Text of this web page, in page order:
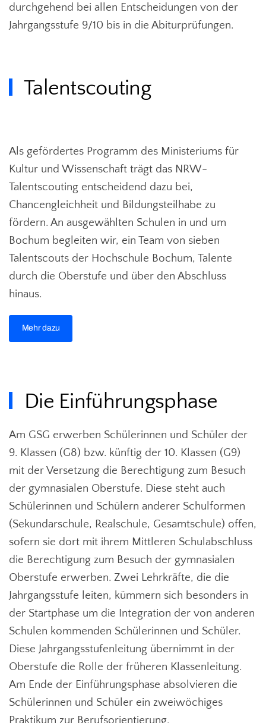
durchgehend bei allen Entscheidungen von der
Jahrgangsstufe 9/10 bis in die Abiturprüfungen.
Talentscouting
Als gefördertes Programm des Ministeriums für
Kultur und Wissenschaft trägt das NRW-
Talentscouting entscheidend dazu bei,
Chancengleichheit und Bildungsteilhabe zu
fördern. An ausgewählten Schulen in und um
Bochum begleiten wir, ein Team von sieben
Talentscouts der Hochschule Bochum, Talente
durch die Oberstufe und über den Abschluss
hinaus.
Mehr dazu
Die Einführungsphase
Am GSG erwerben Schülerinnen und Schüler der
9. Klassen (G8) bzw. künftig der 10. Klassen (G9)
mit der Versetzung die Berechtigung zum Besuch
der gymnasialen Oberstufe. Diese steht auch
Schülerinnen und Schülern anderer Schulformen
(Sekundarschule, Realschule, Gesamtschule) offen,
sofern sie dort mit ihrem Mittleren Schulabschluss
die Berechtigung zum Besuch der gymnasialen
Oberstufe erwerben. Zwei Lehrkräfte, die die
Jahrgangsstufe leiten, kümmern sich besonders in
der Startphase um die Integration der von anderen
Schulen kommenden Schülerinnen und Schüler.
Diese Jahrgangsstufenleitung übernimmt in der
Oberstufe die Rolle der früheren Klassenleitung.
Am Ende der Einführungsphase absolvieren die
Schülerinnen und Schüler ein zweiwöchiges
Praktikum zur Berufsorientierung.